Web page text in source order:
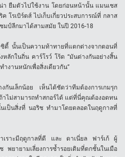
า ยืมตัวไปใช้งาน โดยก่อนหน้านั้น แมนเชส
โรเบิร์ตส์ ไปเก็บเกี่ยวประสบการณ์ที่ กลาส
มป์ลีกมาได้สามสมัย ในปี 2016-18
ตี้ นั้นเป็นความท้าทายที่แตกต่างจากตอนที่
หลักในถิ่น คาร์โรว์ โร้ด “มันต่างกันอย่างสิ้น
ำงานหนักเพื่อสิ่งเดียวกัน”
นเล็กน้อย เห็นได้ชัดว่าทีมต้องการเกมรุก
าไม่สามารถทำสกอร์ได้ แต่ที่นี่คุณต้องอดทน
นเป็นสิ่งที่ นอริช ทำมาโดยตลอดในฤดูกาลที่
าเราะมีฤดูกาลที่ดี และ ดาเนี่ยล ฟาร์เก้ ผู้
พยายามเลี่ยงการซ้ำรอยเดิมที่ตกชั้นในเมือ